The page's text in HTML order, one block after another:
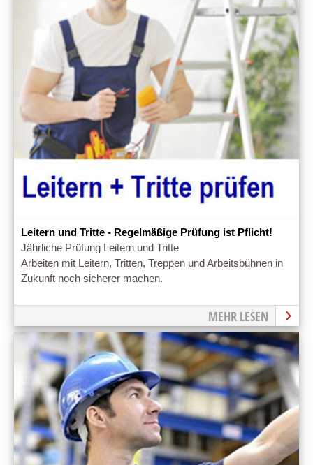
Leitern und Tritte - Regelmäßige Prüfung ist Pflicht!
Jährliche Prüfung Leitern und Tritte
Arbeiten mit Leitern, Tritten, Treppen und Arbeitsbühnen in
Zukunft noch sicherer machen.
MEHR LESEN